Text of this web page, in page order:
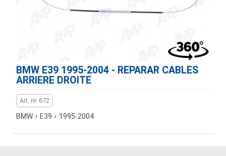
BMW E39 1995-2004 - REPARAR CABLES
ARRIERE DROITE
Art. nr. 672
BMW › E39 › 1995-2004